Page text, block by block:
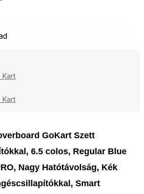
Kart
Kart
GoKart Szett
6.5 colos, Regular Blue
Nagy Hatótávolság, Kék
Smart